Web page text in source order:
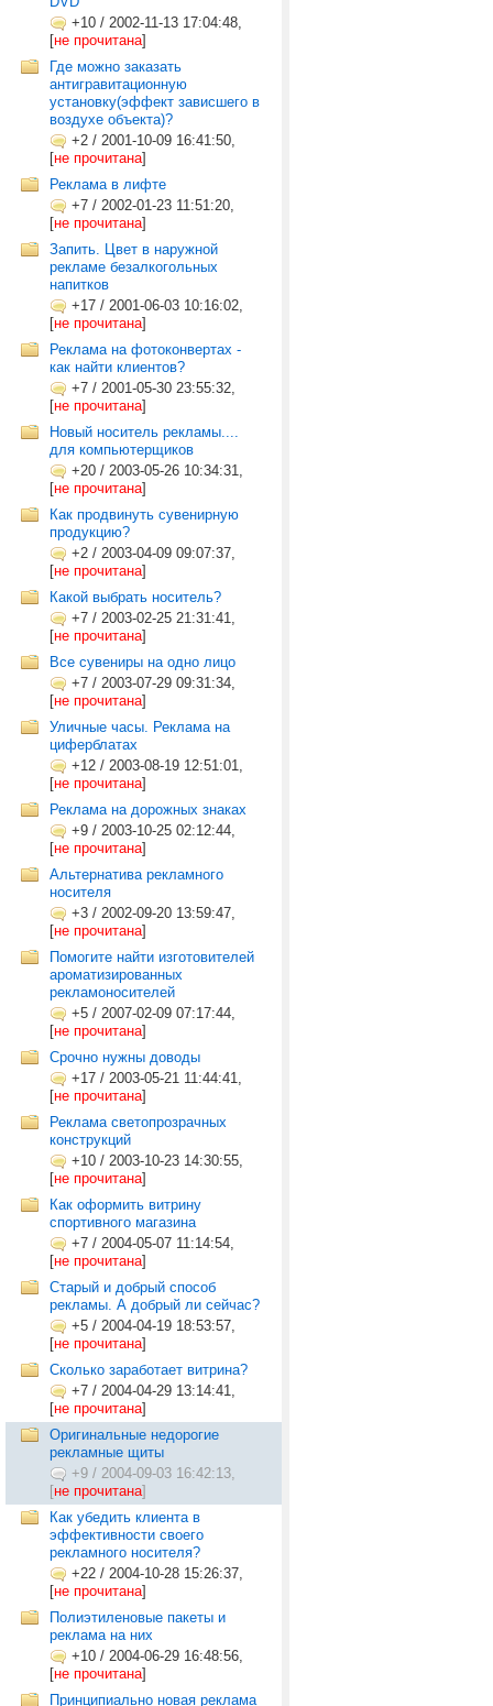
+10 / 2002-11-13 17:04:48,
[не прочитана]
Где можно заказать
антигравитационную
установку(эффект зависшего в
воздухе объекта)?
+2 / 2001-10-09 16:41:50,
[не прочитана]
Реклама в лифте
+7 / 2002-01-23 11:51:20,
[не прочитана]
Запить. Цвет в наружной
рекламе безалкогольных
напитков
+17 / 2001-06-03 10:16:02,
[не прочитана]
Реклама на фотоконвертах -
как найти клиентов?
+7 / 2001-05-30 23:55:32,
[не прочитана]
Новый носитель рекламы....
для компьютерщиков
+20 / 2003-05-26 10:34:31,
[не прочитана]
Как продвинуть сувенирную
продукцию?
+2 / 2003-04-09 09:07:37,
[не прочитана]
Какой выбрать носитель?
+7 / 2003-02-25 21:31:41,
[не прочитана]
Все сувениры на одно лицо
+7 / 2003-07-29 09:31:34,
[не прочитана]
Уличные часы. Реклама на
циферблатах
+12 / 2003-08-19 12:51:01,
[не прочитана]
Реклама на дорожных знаках
+9 / 2003-10-25 02:12:44,
[не прочитана]
Альтернатива рекламного
носителя
+3 / 2002-09-20 13:59:47,
[не прочитана]
Помогите найти изготовителей
ароматизированных
рекламоносителей
+5 / 2007-02-09 07:17:44,
[не прочитана]
Срочно нужны доводы
+17 / 2003-05-21 11:44:41,
[не прочитана]
Реклама светопрозрачных
конструкций
+10 / 2003-10-23 14:30:55,
[не прочитана]
Как оформить витрину
спортивного магазина
+7 / 2004-05-07 11:14:54,
[не прочитана]
Старый и добрый способ
рекламы. А добрый ли сейчас?
+5 / 2004-04-19 18:53:57,
[не прочитана]
Сколько заработает витрина?
+7 / 2004-04-29 13:14:41,
[не прочитана]
Оригинальные недорогие
рекламные щиты
+9 / 2004-09-03 16:42:13,
[не прочитана]
Как убедить клиента в
эффективности своего
рекламного носителя?
+22 / 2004-10-28 15:26:37,
[не прочитана]
Полиэтиленовые пакеты и
реклама на них
+10 / 2004-06-29 16:48:56,
[не прочитана]
Принципиально новая реклама